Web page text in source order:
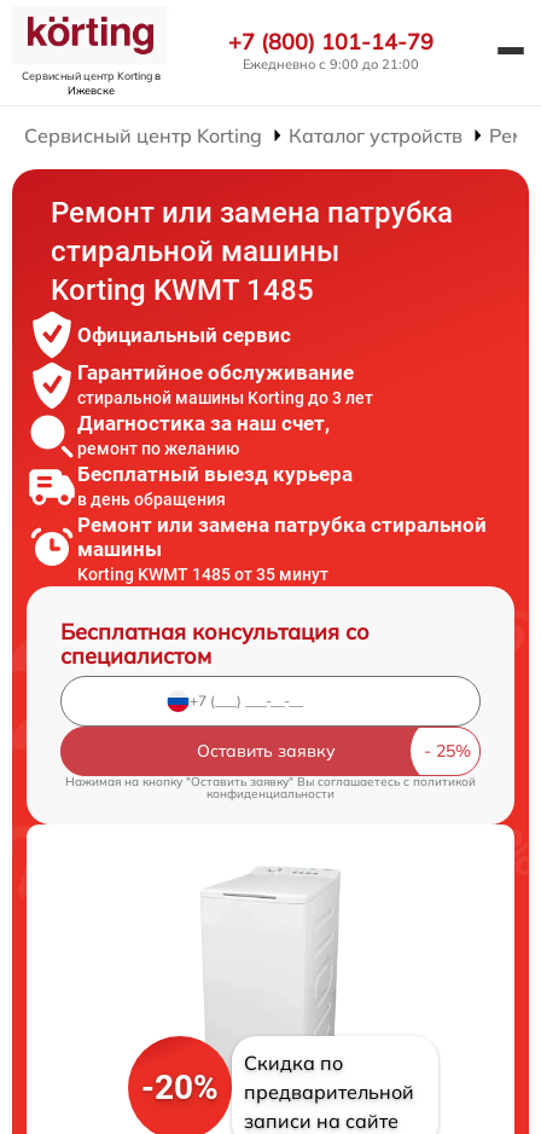
Сервисный центр Kortingв
Ижевске
+7 (800) 101-14-79
Ежедневно с 9:00 до 21:00
Сервисный центр Korting Каталог устройств
Ремонт или замена патрубка
стиральной машины
Korting KWMT 1485
Официальный сервис
Гарантийное обслуживание
стиральной машины Korting до 3 лет
Диагностика за наш счет,
ремонт по желанию
Бесплатный выезд курьера
в день обращения
Ремонт или замена патрубка стиральной
машины
Korting KWMT 1485 от 35 минут
Бесплатная консультация со
специалистом
Оставить заявку
Нажимая на кнопку "Оставить заявку" Вы соглашаетесь cполитикой
конфиденциальности
-20%
Скидка по
предварительной
записи на сайте